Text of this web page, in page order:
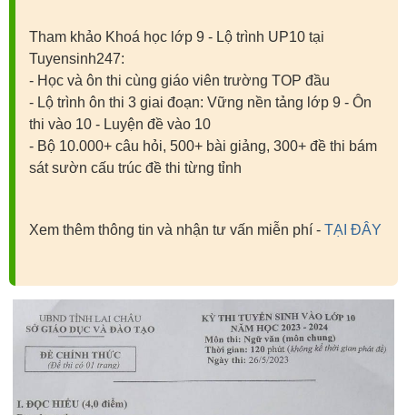
Tham khảo Khoá học lớp 9 - Lộ trình UP10 tại
Tuyensinh247:
- Học và ôn thi cùng giáo viên trường TOP đầu
- Lộ trình ôn thi 3 giai đoạn: Vững nền tảng lớp 9 - Ôn
thi vào 10 - Luyện đề vào 10
- Bộ 10.000+ câu hỏi, 500+ bài giảng, 300+ đề thi bám
sát sườn cấu trúc đề thi từng tỉnh
Xem thêm thông tin và nhận tư vấn miễn phí - TẠI ĐÂY